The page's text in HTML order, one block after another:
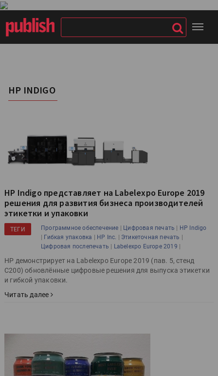
HP INDIGO
HP Indigo представляет на Labelexpo Europe 2019
решения для развития бизнеса производителей
этикетки и упаковки
ТЕГИ Программное обеспечение | Цифровая печать | HP Indigo
| Гибкая упаковка | HP Inc. | Этикеточная печать |
Цифровая послепечать | Labelexpo Europe 2019 |
HP демонстрирует на Labelexpo Europe 2019 (пав. 5, стенд
C200) обновлённые цифровые решения для выпуска этикетки
и гибкой упаковки.
Читать далее